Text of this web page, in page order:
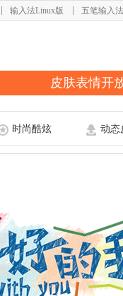
输入法Linux版 五笔输入法
皮肤表情开
时尚酷炫 动态